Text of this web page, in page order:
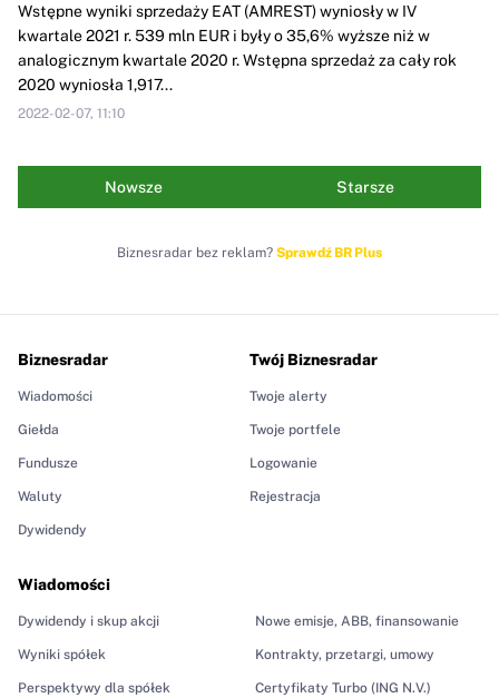
Wstępne wyniki sprzedaży EAT (AMREST) wyniosły w IV
kwartale 2021 r. 539 mln EUR i były o 35,6% wyższe niż w
analogicznym kwartale 2020 r. Wstępna sprzedaż za cały rok
2020 wyniosła 1,917...
2022-02-07, 11:10
Nowsze Starsze
Biznesradar bez reklam? Sprawdź BR Plus
Biznesradar
Wiadomości
Giełda
Fundusze
Waluty
Dywidendy
Wiadomości
Dywidendy i skup akcji
Wyniki spółek
Perspektywy dla spółek
Nowe emisje, ABB, finansowanie
Kontrakty, przetargi, umowy
Certyfikaty Turbo (ING N.V.)
Twój Biznesradar
Twoje alerty
Twoje portfele
Logowanie
Rejestracja